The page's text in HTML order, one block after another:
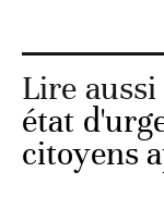
Lire
état
citoyens